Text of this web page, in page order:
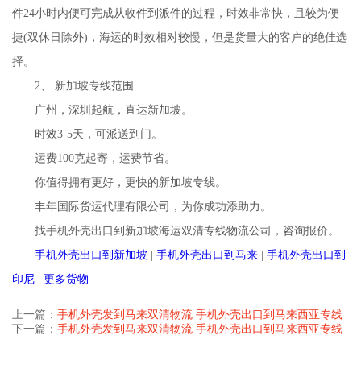
件24小时内便可完成从收件到派件的过程，时效非常快，且较为便
捷(双休日除外)，海运的时效相对较慢，但是货量大的客户的绝佳选
择。
2、.新加坡专线范围
广州，深圳起航，直达新加坡。
时效3-5天，可派送到门。
运费100克起寄，运费节省。
你值得拥有更好，更快的新加坡专线。
丰年国际货运代理有限公司，为你成功添助力。
找手机外壳出口到新加坡海运双清专线物流公司，咨询报价。
手机外壳出口到新加坡 | 手机外壳出口到马来 | 手机外壳出口到
印尼 | 更多货物
上一篇： 手机外壳发到马来双清物流 手机外壳出口到马来西亚专线
下一篇： 手机外壳发到马来双清物流 手机外壳出口到马来西亚专线